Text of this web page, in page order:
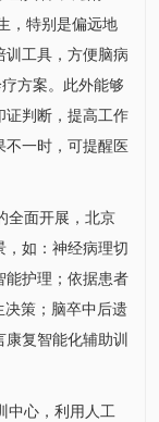
，特别是偏远地
训工具，方便脑病
方案。此外能够
证判断，提高工作
不一时，可提醒医
全面开展，北京
，如：神经病理切
能护理；依据患者
决策；脑卒中后遗
复智能化辅助训
中心，利用人工